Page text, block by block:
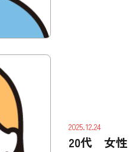
2025.12.24
20代 女性